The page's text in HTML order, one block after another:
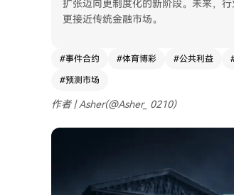
扩张迈向更制度化的新阶段。未来，
更接近传统金融市场。
#事件合约 #体育博彩 #公共利益
#预测市场
作者 | Asher(@Asher_ 0210)